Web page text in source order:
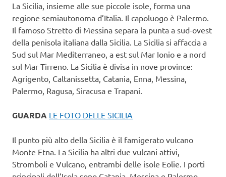
La Sicilia, insieme alle sue piccole isole, forma una
regione semiautonoma d’Italia. Il capoluogo è Palermo.
Il famoso Stretto di Messina separa la punta a sud-ovest
della penisola italiana dalla Sicilia. La Sicilia si affaccia a
Sud sul Mar Mediterraneo, a est sul Mar Ionio e a nord
sul Mar Tirreno. La Sicilia è divisa in nove province:
Agrigento, Caltanissetta, Catania, Enna, Messina,
Palermo, Ragusa, Siracusa e Trapani.
GUARDA LE FOTO DELLE SICILIA
Il punto più alto della Sicilia è il famigerato vulcano
Monte Etna. La Sicilia ha altri due vulcani attivi,
Stromboli e Vulcano, entrambi delle isole Eolie. I porti